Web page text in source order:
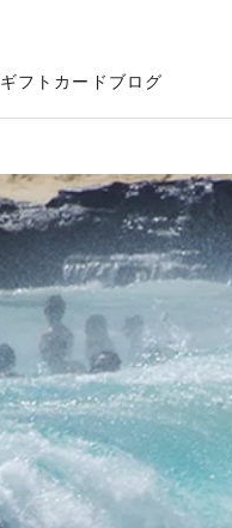
ギフトカード ブログ